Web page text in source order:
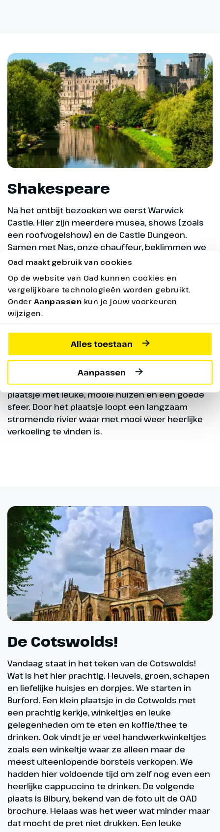
Oad maakt gebruik van cookies
Op de website van Oad kunnen cookies en
vergelijkbare technologieën worden gebruikt.
Onder Aanpassen kun je jouw voorkeuren
wijzigen.
Alles toestaan
Aanpassen
Shakespeare
Na het ontbijt bezoeken we eerst Warwick
Castle. Hier zijn meerdere musea, shows (zoals
een roofvogelshow) en de Castle Dungeon.
Samen met Nas, onze chauffeur, beklimmen we
de toren van het kasteel. In de middag bezoeken
William Shakespeare. We kregen genoeg vrije tijd
om de plaats de verkennen en lekker te gaan
lunchen. Wij bezoeken Shakespeares
geboortehuis en we ontdekken een heel leuk
winkeltje waar ze de Engelse fudge maken. We
krijgen hier uitleg over en mogen natuurlijk de
heerlijke fudge ook proeven. We sluiten de dag af
in Bourton-on-the-Water, ook wel het Venetië van
de Cotswolds genoemd. Een heel gezellig
plaatsje met leuke, mooie huizen en een goede
sfeer. Door het plaatsje loopt een langzaam
stromende rivier waar met mooi weer heerlijke
verkoeling te vinden is.
De Cotswolds!
Vandaag staat in het teken van de Cotswolds!
Wat is het hier prachtig. Heuvels, groen, schapen
en liefelijke huisjes en dorpjes. We starten in
Burford. Een klein plaatsje in de Cotwolds met
een prachtig kerkje, winkeltjes en leuke
gelegenheden om te eten en koffie/thee te
drinken. Ook vindt je er veel handwerkwinkeltjes
zoals een winkeltje waar ze alleen maar de
meest uiteenlopende borstels verkopen. We
hadden hier voldoende tijd om zelf nog even een
heerlijke cappuccino te drinken. De volgende
plaats is Bibury, bekend van de foto uit de OAD
brochure. Helaas was het weer wat minder maar
dat mocht de pret niet drukken. Een leuke